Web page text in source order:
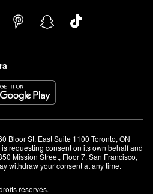
Bloor St. East Suite 1100 Toronto, ON
requesting consent on its own behalf and
Mission Street, Floor 7, San Francisco,
withdraw your consent at any time.
réservés.